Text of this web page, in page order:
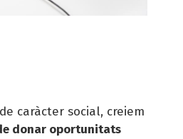
caràcter social, creiem
donar oportunitats